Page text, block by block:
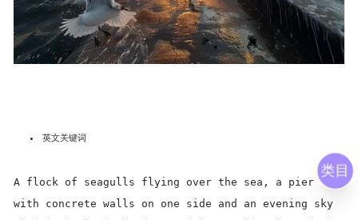
英文关键词
A flock of seagulls flying over the sea, a pier
with concrete walls on one side and an evening sky
类目